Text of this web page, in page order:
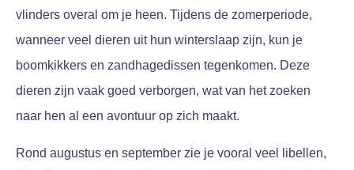
vlinders overal om je heen. Tijdens de zomerperiode,
wanneer veel dieren uit hun winterslaap zijn, kun je
boomkikkers en zandhagedissen tegenkomen. Deze
dieren zijn vaak goed verborgen, wat van het zoeken
naar hen al een avontuur op zich maakt.
Rond augustus en september zie je vooral veel libellen,